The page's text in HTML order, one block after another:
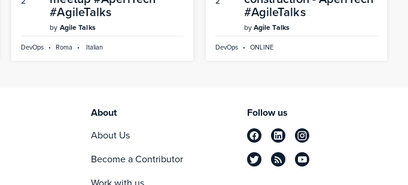
#AgileTalks
by Agile Talks
DevOps • Roma • Italian
#AgileTalks
byAgile Talks
DevOps • ONLINE
About
About Us
Become a Contributor
Follow us